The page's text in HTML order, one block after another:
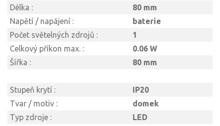
Délka :
80 mm
Napětí / napájení :
baterie
Počet světelných zdrojů :
1
Celkový příkon max. :
0.06 W
Šířka :
80 mm
Stupeň krytí :
IP20
Tvar / motiv :
domek
Typ zdroje :
LED